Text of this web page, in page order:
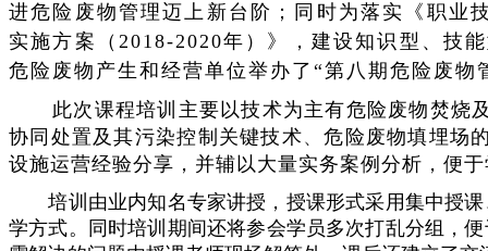
进危险废物管理迈上新台阶；同时为落实《职业
实施方案（2018-2020年）》，建设知识型、技
危险废物产生和经营单位举办了“第八期危险废物
此次课程培训主要以技术为主有危险废物焚烧
协同处置及其污染控制关键技术、危险废物填埋场
设施运营经验分享，并辅以大量实务案例分析，便
培训由业内知名专家讲授， 授课形式采用集中授
学方式。同时培训期间还将参会学员多次打乱分组，